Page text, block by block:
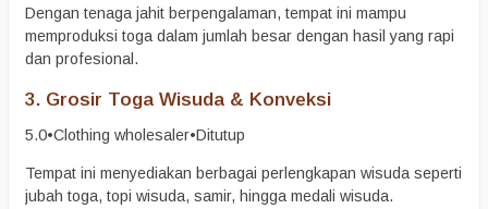
Dengan tenaga jahit berpengalaman, tempat ini mampu
memproduksi toga dalam jumlah besar dengan hasil yang rapi
dan profesional.
3. Grosir Toga Wisuda & Konveksi
5.0•Clothing wholesaler•Ditutup
Tempat ini menyediakan berbagai perlengkapan wisuda seperti
jubah toga, topi wisuda, samir, hingga medali wisuda.